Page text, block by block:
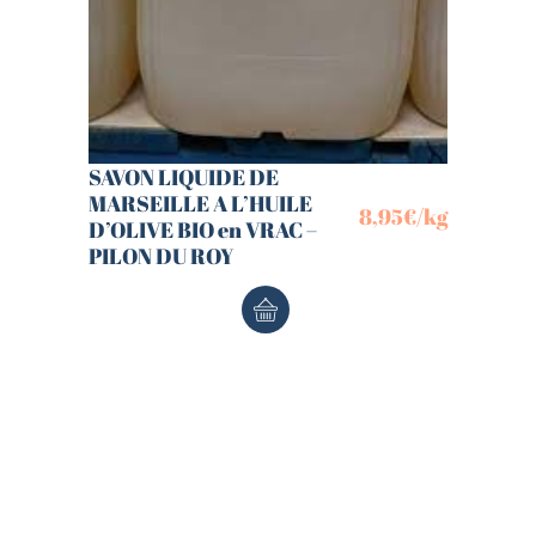
SAVON LIQUIDE DE
MARSEILLE A L’HUILE
D’OLIVE BIO en VRAC –
PILON DU ROY
8,95€/kg